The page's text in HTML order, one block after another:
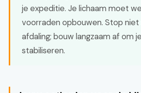
je expeditie. Je lichaam moet
voorraden opbouwen. Stop
afdaling; bouw langzaam af om
stabiliseren.